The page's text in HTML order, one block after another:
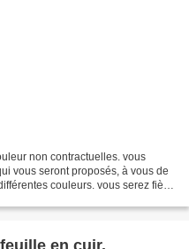
non contractuelles. vous
vous seront proposés, à vous de
couleurs. vous serez fière